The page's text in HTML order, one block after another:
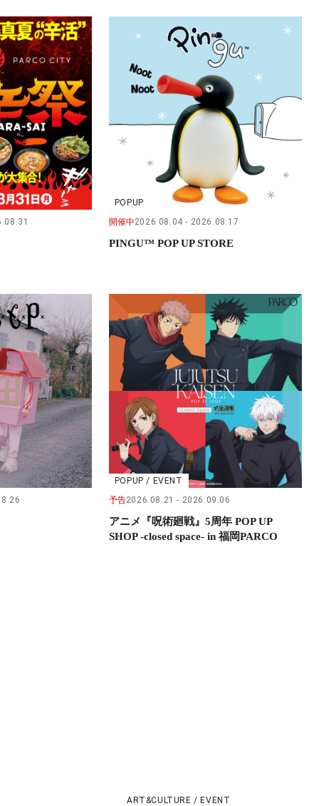
POPUP
開催中2026.08.04 2026.08.17
PINGU™ POP UP STORE
POPUP / EVENT
予告2026.08.21 2026.09.06
アニメ『呪術廻戦』5周年 POP UP
SHOP -closed space- in 福岡PARCO
ART&CULTURE / EVENT